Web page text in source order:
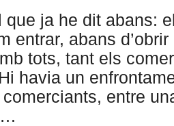
que ja he dit abans:
entrar, abans
tots, tant els
havia un
entre